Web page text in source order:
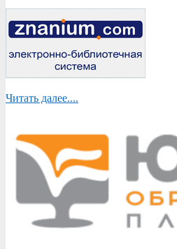
Читать далее....